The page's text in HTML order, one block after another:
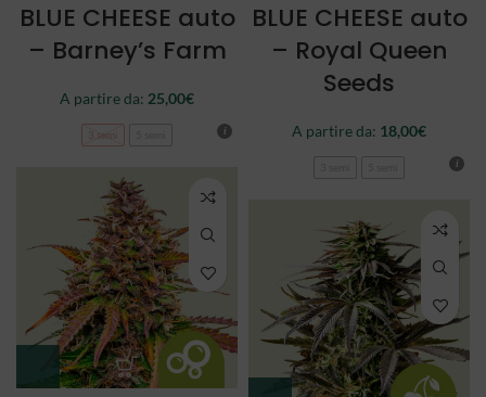
BLUE CHEESE auto
– Barney’s Farm
A partire da: 25,00€
3 semi
BLUE CHEESE auto
– Royal Queen
Seeds
A partire da: 18,00€